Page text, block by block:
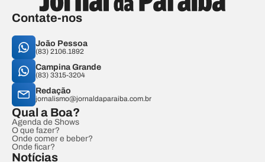
Contate-nos
João Pessoa
(83) 2106.1892
Campina Grande
(83) 3315-3204
Redação
jornalismo@jornaldaparaiba.com.br
Qual a Boa?
Agenda de Shows
O que fazer?
Onde comer e beber?
Onde ficar?
Notícias